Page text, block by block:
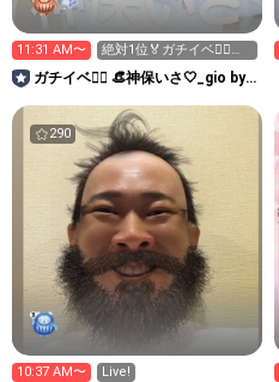
11:31 AM〜
絶対1位🏅ガチイベ❤️‍🔥
100✨️お願いします！
ガチイベ❤️‍🔥 👒神保いさ‎🤍‎_gio by
290
10:37 AM〜 Live!